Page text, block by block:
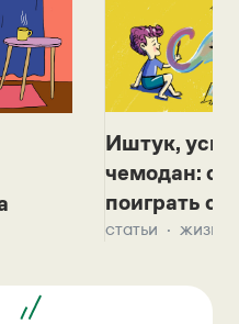
Иштук,
чемодан:
поиграть с
статьи жизнь